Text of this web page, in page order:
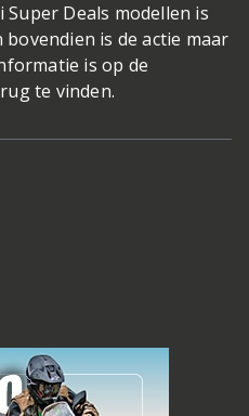
Super Deals modellen is
is de actie maar
is op de
te vinden.